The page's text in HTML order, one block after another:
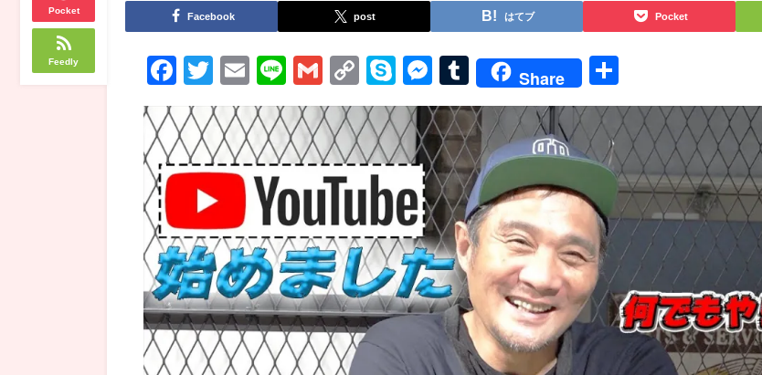
Pocket
Feedly
Facebook post はてブ Pocket
Facebook
Twitter
EmailLineGmailCopy
Link
SkypeMessenger
Tumblr
Share
有